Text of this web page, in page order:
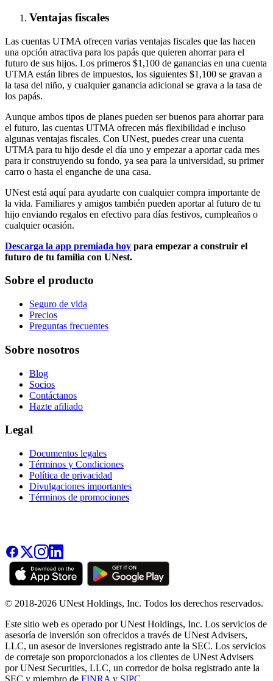
Ventajas fiscales
Las cuentas UTMA ofrecen varias ventajas fiscales que las hacen
una opción atractiva para los papás que quieren ahorrar para el
futuro de sus hijos. Los primeros $1,100 de ganancias en una cuenta
UTMA están libres de impuestos, los siguientes $1,100 se gravan a
la tasa del niño, y cualquier ganancia adicional se grava a la tasa de
los papás.
Aunque ambos tipos de planes pueden ser buenos para ahorrar para
el futuro, las cuentas UTMA ofrecen más flexibilidad e incluso
algunas ventajas fiscales. Con UNest, puedes crear una cuenta
UTMA para tu hijo desde el día uno y empezar a aportar cada mes
para ir construyendo su fondo, ya sea para la universidad, su primer
carro o hasta el enganche de una casa.
UNest está aquí para ayudarte con cualquier compra importante de
la vida. Familiares y amigos también pueden aportar al futuro de tu
hijo enviando regalos en efectivo para días festivos, cumpleaños o
cualquier ocasión.
Descarga la app premiada hoy para empezar a construir el
futuro de tu familia con UNest.
Sobre el producto
Seguro de vida
Precios
Preguntas frecuentes
Sobre nosotros
Blog
Socios
Contáctanos
Hazte afiliado
Legal
Documentos legales
Términos y Condiciones
Política de privacidad
Divulgaciones importantes
Términos de promociones
© 2018-2026 UNest Holdings, Inc. Todos los derechos reservados.
Este sitio web es operado por UNest Holdings, Inc. Los servicios de
asesoría de inversión son ofrecidos a través de UNest Advisers,
LLC, un asesor de inversiones registrado ante la SEC. Los servicios
de corretaje son proporcionados a los clientes de UNest Advisers
por UNest Securities, LLC, un corredor de bolsa registrado ante la
SEC y miembro de FINRA y SIPC